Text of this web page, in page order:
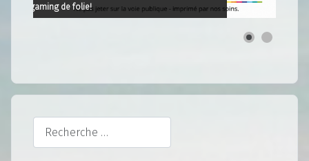
Soirées gaming de folie!
Rechercher